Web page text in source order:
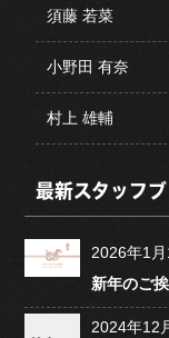
須藤 若菜
小野田 有奈
村上 雄輔
最新スタッフ
2026年1月
新年のご
2024年12